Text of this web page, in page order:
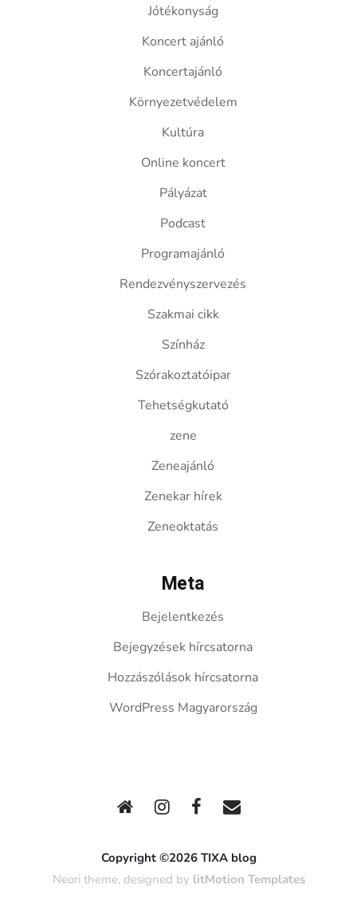
Jótékonyság
Koncert ajánló
Koncertajánló
Környezetvédelem
Kultúra
Online koncert
Pályázat
Podcast
Programajánló
Rendezvényszervezés
Szakmai cikk
Színház
Szórakoztatóipar
Tehetségkutató
zene
Zeneajánló
Zenekar hírek
Zeneoktatás
Meta
Bejelentkezés
Bejegyzések hírcsatorna
Hozzászólások hírcsatorna
WordPress Magyarország
Copyright ©2026 TIXA blog
Neori theme, designed by litMotion Templates